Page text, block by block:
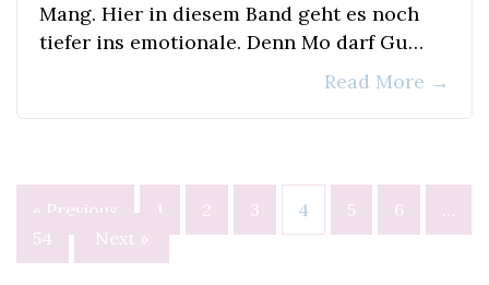
Mang. Hier in diesem Band geht es noch
tiefer ins emotionale. Denn Mo darf Gu…
Read More →
Seitennummerierung
der
« Previous 1 2 3 4 5 6
…
54
Next »